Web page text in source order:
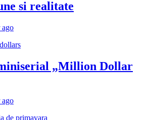
si realitate
ago
„Million Dollar
ago